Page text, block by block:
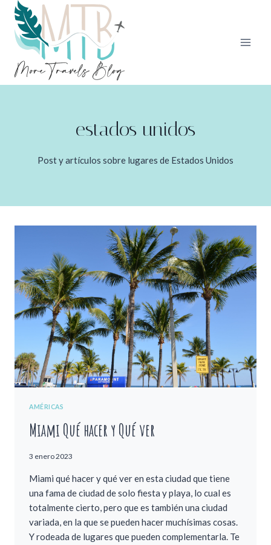
Saltar
contenido
estados unidos
Post y artículos sobre lugares de Estados Unidos
AMÉRICAS
Miami Qué hacer y Qué ver
3 enero 2023
Miami qué hacer y qué ver en esta ciudad que tiene
una fama de ciudad de solo fiesta y playa, lo cual es
totalmente cierto, pero que es también una ciudad
variada, en la que se pueden hacer muchísimas cosas.
Y rodeada de lugares que pueden complementarla. Te